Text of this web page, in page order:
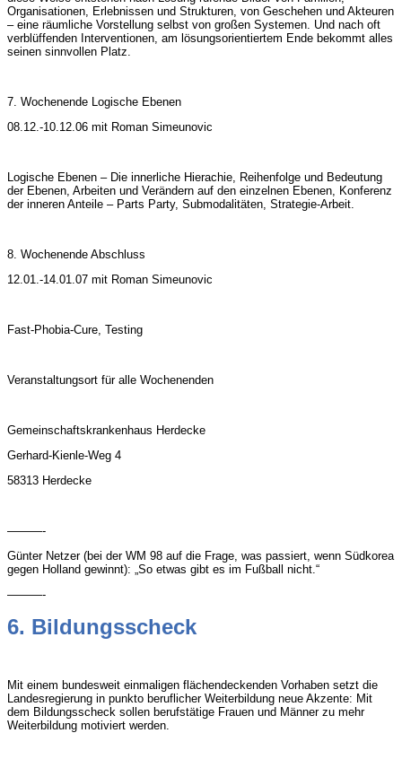
Organisationen, Erlebnissen und Strukturen, von Geschehen und Akteuren
– eine räumliche Vorstellung selbst von großen Systemen. Und nach oft
verblüffenden Interventionen, am lösungsorientiertem Ende bekommt alles
seinen sinnvollen Platz.
7. Wochenende Logische Ebenen
08.12.-10.12.06 mit Roman Simeunovic
Logische Ebenen – Die innerliche Hierachie, Reihenfolge und Bedeutung
der Ebenen, Arbeiten und Verändern auf den einzelnen Ebenen, Konferenz
der inneren Anteile – Parts Party, Submodalitäten, Strategie-Arbeit.
8. Wochenende Abschluss
12.01.-14.01.07 mit Roman Simeunovic
Fast-Phobia-Cure, Testing
Veranstaltungsort für alle Wochenenden
Gemeinschaftskrankenhaus Herdecke
Gerhard-Kienle-Weg 4
58313 Herdecke
———-
Günter Netzer (bei der WM 98 auf die Frage, was passiert, wenn Südkorea
gegen Holland gewinnt): „So etwas gibt es im Fußball nicht.“
———-
6. Bildungsscheck
Mit einem bundesweit einmaligen flächendeckenden Vorhaben setzt die
Landesregierung in punkto beruflicher Weiterbildung neue Akzente: Mit
dem Bildungsscheck sollen berufstätige Frauen und Männer zu mehr
Weiterbildung motiviert werden.